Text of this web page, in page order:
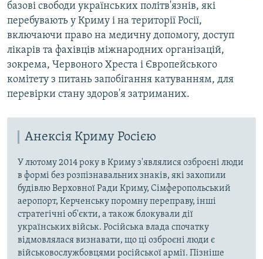
базові свободи українських політв'язнів, які
перебувають у Криму і на території Росії,
включаючи право на медичну допомогу, доступ
лікарів та фахівців міжнародних організацій,
зокрема, Червоного Хреста і Європейського
комітету з питань запобігання катуванням, для
перевірки стану здоров'я затриманих.
Анексія Криму Росією
У лютому 2014 року в Криму з'являлися озброєні люди
в формі без розпізнавальних знаків, які захопили
будівлю Верховної Ради Криму, Сімферопольський
аеропорт, Керченську поромну переправу, інші
стратегічні об'єкти, а також блокували дії
українських військ. Російська влада спочатку
відмовлялася визнавати, що ці озброєні люди є
військовослужбовцями російської армії. Пізніше